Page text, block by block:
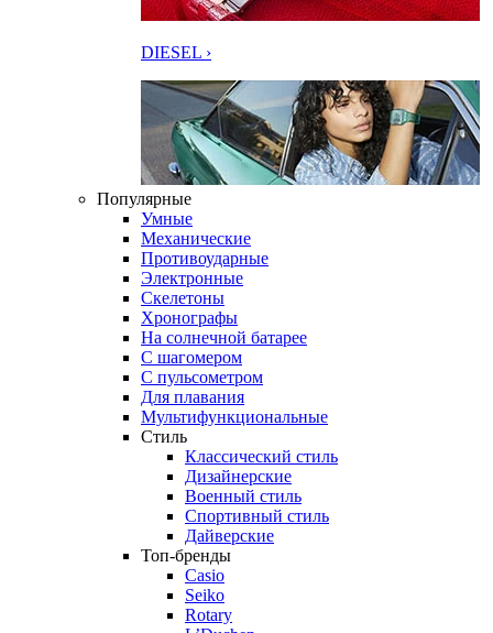
DIESEL ›
Популярные
Умные
Механические
Противоударные
Электронные
Скелетоны
Хронографы
На солнечной батарее
С шагомером
С пульсометром
Для плавания
Мультифункциональные
Стиль
Классический стиль
Дизайнерские
Военный стиль
Спортивный стиль
Дайверские
Топ-бренды
Casio
Seiko
Rotary